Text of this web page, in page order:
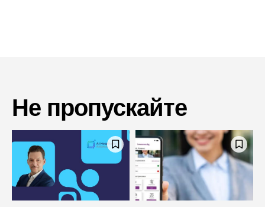
Не пропускайте